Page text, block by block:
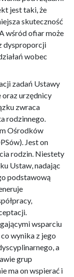
jest taki, że
skuteczność
wśród ofiar może
dysproporcji
wobec
zadań Ustawy
oraz urzędnicy
zwraca
rodzinnego.
Ośrodków
Jest on
rodzin. Niestety
Ustaw, nadając
podstawową
wsparciu
wynika z jego
a
grup
ma on wspierać i